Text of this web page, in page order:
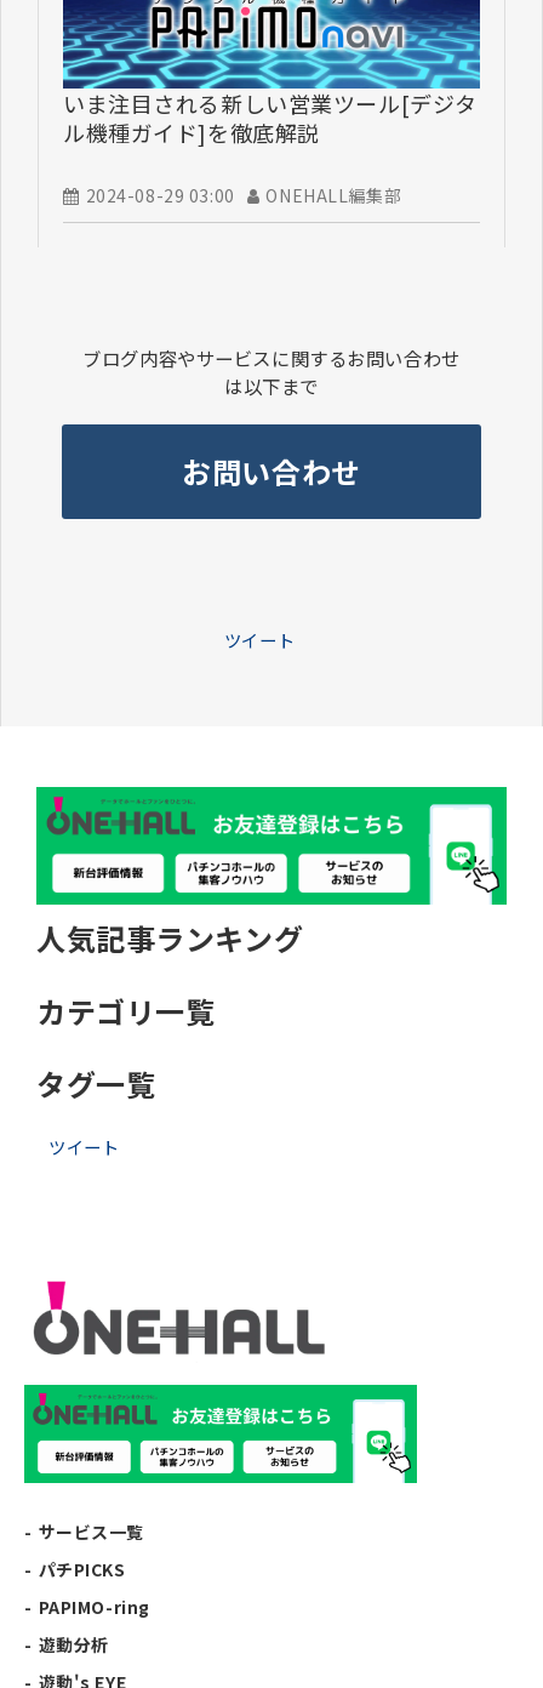
いま注目される新しい営業ツール[デジタ
ル機種ガイド]を徹底解説
2024-08-29 03:00 ONEHALL編集部
ブログ内容やサービスに関するお問い合わせ
は以下まで
お問い合わせ
ツイート
人気記事ランキング
カテゴリ一覧
タグ一覧
ツイート
サービス一覧
パチPICKS
PAPIMO-ring
遊動分析
遊動's EYE